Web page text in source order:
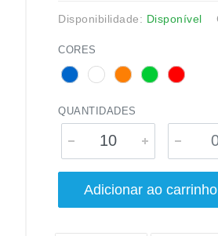
Lanternas
Disponibilidade: Disponível
CORES
QUANTIDADES
Adicionar ao carrinho